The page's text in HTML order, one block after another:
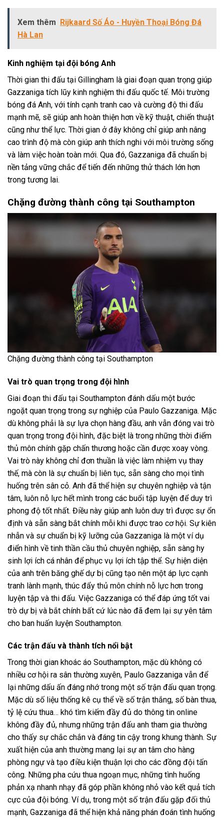
Xem thêm Rijkaard Số Áo - Huyền Thoại Bóng Đá
Hà Lan
Kinh nghiệm tại đội bóng Anh
Thời gian thi đấu tại Gillingham là giai đoạn quan trọng giúp
Gazzaniga tích lũy kinh nghiệm thi đấu quốc tế. Môi trường
bóng đá Anh, với tính cạnh tranh cao và cường độ thi đấu
mạnh mẽ, sẽ giúp anh hoàn thiện hơn về kỹ thuật, chiến thuật
cũng như thể lực. Thời gian ở đây không chỉ giúp anh nâng
cao trình độ mà còn giúp anh thích nghi với môi trường sống
và làm việc hoàn toàn mới. Qua đó, Gazzaniga đã chuẩn bị
nền tảng vững chắc để tiến đến những thử thách lớn hơn
trong tương lai.
Chặng đường thành công tại Southampton
Chặng đường thành công tại Southampton
Vai trò quan trọng trong đội hình
Giai đoạn thi đấu tại Southampton đánh dấu một bước
ngoặt quan trọng trong sự nghiệp của Paulo Gazzaniga. Mặc
dù không phải là sự lựa chọn hàng đầu, anh vẫn đóng vai trò
quan trọng trong đội hình, đặc biệt là trong những thời điểm
thủ môn chính gặp chấn thương hoặc cần được xoay vòng.
Vai trò này không chỉ đơn thuần là việc làm nhiệm vụ thay
thế, mà còn là sự chuẩn bị liên tục, sẵn sàng cho mọi tình
huống trên sân cỏ. Anh đã thể hiện sự chuyên nghiệp và tận
tâm, luôn nỗ lực hết mình trong các buổi tập luyện để duy trì
phong độ tốt nhất. Điều này giúp anh luôn duy trì được sự ổn
định và sẵn sàng bắt chính mỗi khi được trao cơ hội. Sự kiên
nhẫn và sự chuẩn bị kỹ lưỡng của Gazzaniga là một ví dụ
điển hình về tinh thần cầu thủ chuyên nghiệp, sẵn sàng hy
sinh lợi ích cá nhân để phục vụ lợi ích tập thể. Sự hiện diện
của anh trên băng ghế dự bị cũng tạo nên một áp lực cạnh
tranh lành mạnh, thúc đẩy thủ môn chính nỗ lực hơn trong
luyện tập và thi đấu. Việc Gazzaniga có thể đáp ứng tốt vai
trò dự bị và bắt chính bất cứ lúc nào đã đem lại sự yên tâm
cho ban huấn luyện Southampton.
Các trận đấu và thành tích nổi bật
Trong thời gian khoác áo Southampton, mặc dù không có
nhiều cơ hội ra sân thường xuyên, Paulo Gazzaniga vẫn để
lại những dấu ấn đáng nhớ trong một số trận đấu quan trọng.
Mặc dù số liệu thống kê cụ thể về số trận thắng, số bàn thua,
tỷ lệ cứu thua… khó tìm kiếm đầy đủ do thông tin online
không đầy đủ, nhưng những trận đấu anh tham gia thường
cho thấy sự chắc chắn và đáng tin cậy trong khung thành. Sự
xuất hiện của anh thường mang lại sự an tâm cho hàng
phòng ngự và tạo điều kiện thuận lợi cho các đồng đội tấn
công. Những pha cứu thua ngoạn mục, những tình huống
phản xạ nhanh nhạy đã góp phần không nhỏ vào kết quả tích
cực của đội bóng. Ví dụ, trong một số trận đấu gặp đối thủ
mạnh, Gazzaniga đã thể hiện khả năng phán đoán tình huống